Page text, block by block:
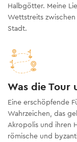
Halbgötter. Meine
Wettstreits
Stadt.
Was die Tour
Eine erschöpfende
Wahrzeichen, das
Akropolis und ihren
römische und